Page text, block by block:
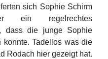
sich Sophie Schirm
ein regelrechtes
dass die junge Sophie
konnte. Tadellos was die
Rodach hier gezeigt hat.